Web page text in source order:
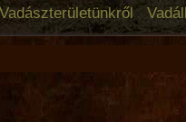
Vadászterületünkről